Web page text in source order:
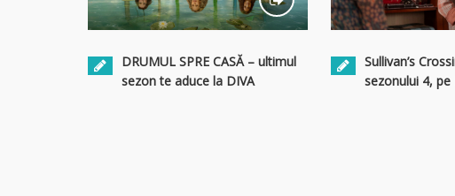
DRUMUL SPRE CASĂ – ultimul
sezon te aduce la DIVA
Sullivan’s
sezonului 4, pe